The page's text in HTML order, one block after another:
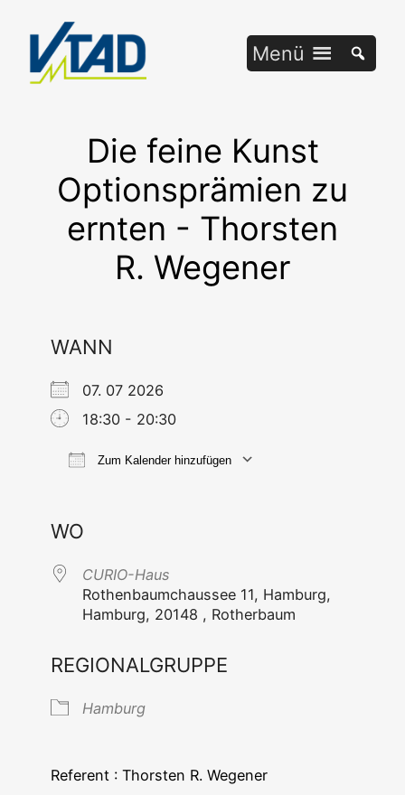
springen
Menü
Die feine Kunst
Optionsprämien zu
ernten - Thorsten
R. Wegener
WANN
07. 07 2026
18:30 - 20:30
Zum Kalender hinzufügen
WO
CURIO-Haus
Rothen­baum­chaus­see 11, Ham­burg,
Ham­burg, 20148 , Rotherbaum
REGIONALGRUPPE
Ham­burg
Refe­rent : Thors­ten R. Wegener